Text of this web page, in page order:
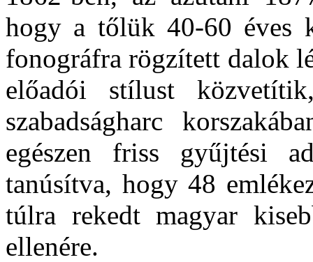
hogy a tőlük 40-60 éves
fonográfra rögzített dalok
előadói stílust
szabadságharc
egészen friss gyűjtési
tanúsítva, hogy 48
túlra rekedt magyar
ellenére.